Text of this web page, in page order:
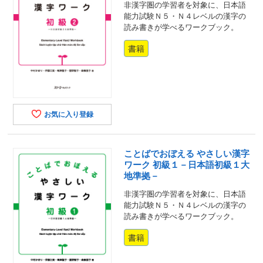
お気に入り登録
非漢字圏の学習者を対象に、日本語
能力試験Ｎ５・Ｎ４レベルの漢字の
読み書きが学べるワークブック。
書籍
ことばでおぼえる やさしい漢字
ワーク 初級１－日本語初級１大
地準拠－
非漢字圏の学習者を対象に、日本語
能力試験Ｎ５・Ｎ４レベルの漢字の
読み書きが学べるワークブック。
書籍